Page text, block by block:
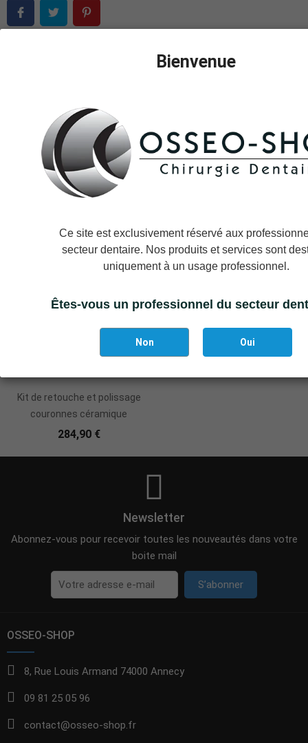
Strauss & Co
Référence
STRAUSS-ZIRKIT1
Vous aimerez aussi
Kit de retouche et polissage
couronnes céramique
284,90 €
Bienvenue
Ce site est exclusivement réservé aux
secteur dentaire. Nos produits et services sont
uniquement à un usage professionnel.
Êtes-vous un professionnel du secteur
Non Oui
Newsletter
Abonnez-vous pour recevoir toutes les nouveautés dans votre
boite mail
S’abonner
OSSEO-SHOP
8, Rue Louis Armand 74000 Annecy
09 81 25 05 96
contact@osseo-shop.fr